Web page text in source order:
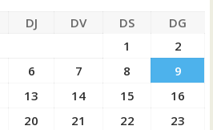
DJ DV DS
DG
1
2
6 7 8
9
13 14 15
16
20 21 22
23